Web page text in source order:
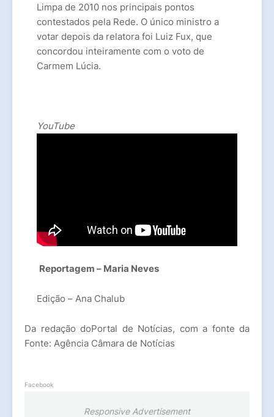
Limpa de 2010 nos principais pontos
contestados pela Rede. O único ministro a
votar depois da relatora foi Luiz Fux, que
concordou inteiramente com o voto de
Carmem Lúcia.
YouTube
Reportagem – Maria Neves
Edição – Ana Chalub
Da redação doPortal de Notícias, com a fonte da
Fonte: Agência Câmara de Notícias
Facebook
Responsive Advertisement